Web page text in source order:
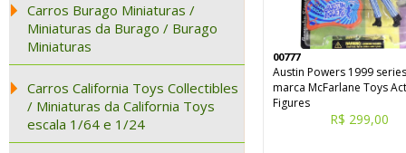
Carros Burago Miniaturas /
Miniaturas da Burago / Burago
Miniaturas
Carros California Toys Collectibles
/ Miniaturas da California Toys
escala 1/64 e 1/24
00777
Austin Powers 1999
marca McFarlane Toys
Figures
R$ 299,00